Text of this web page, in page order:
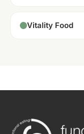
Vitality Food